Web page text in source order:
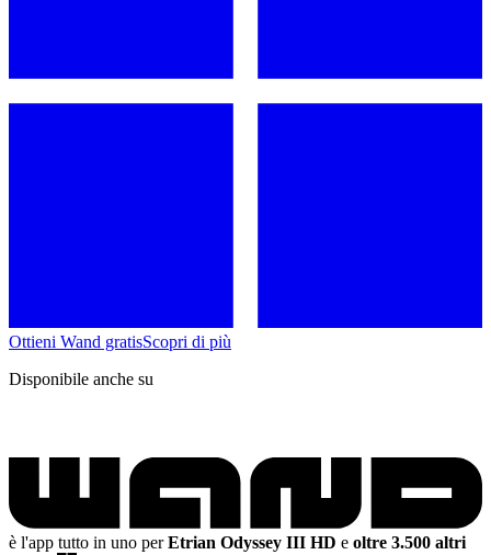
Ottieni Wand gratisScopri di più
Disponibile anche su
è l'app tutto in uno perEtrian Odyssey III HD e oltre 3.500 altri